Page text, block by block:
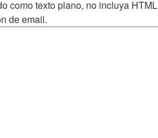
como texto plano, no incluya
de email.